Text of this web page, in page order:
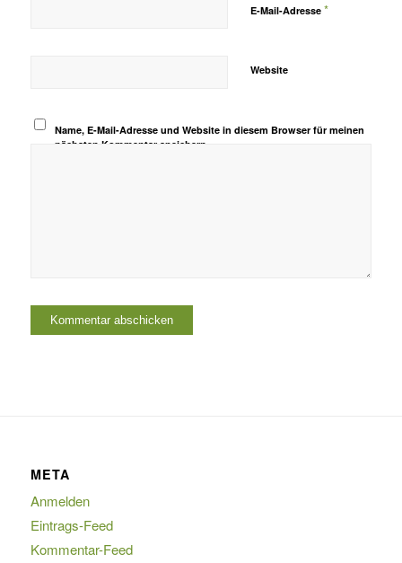
E-Mail-Adresse *
Website
Name, E-Mail-Adresse und Website in diesem Browser für meinen
nächsten Kommentar speichern.
META
Anmelden
Eintrags-Feed
Kommentar-Feed